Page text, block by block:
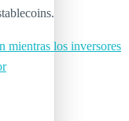
mientras los inversores